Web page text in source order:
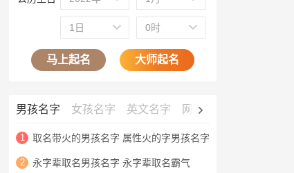
1日 0时
马上起名 大师起名
男孩名字 女孩名字 英文名字 网名大全
1 取名带火的男孩名字 属性火的字男孩名字
2 永字辈取名男孩名字 永字辈取名霸气